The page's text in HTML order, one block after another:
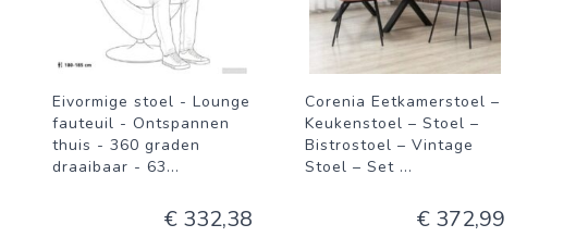
Eivormige stoel - Lounge
fauteuil - Ontspannen
thuis - 360 graden
draaibaar - 63...
€ 332,38
Corenia Eetkamerstoel –
Keukenstoel – Stoel –
Bistrostoel – Vintage
Stoel – Set ...
€ 372,99